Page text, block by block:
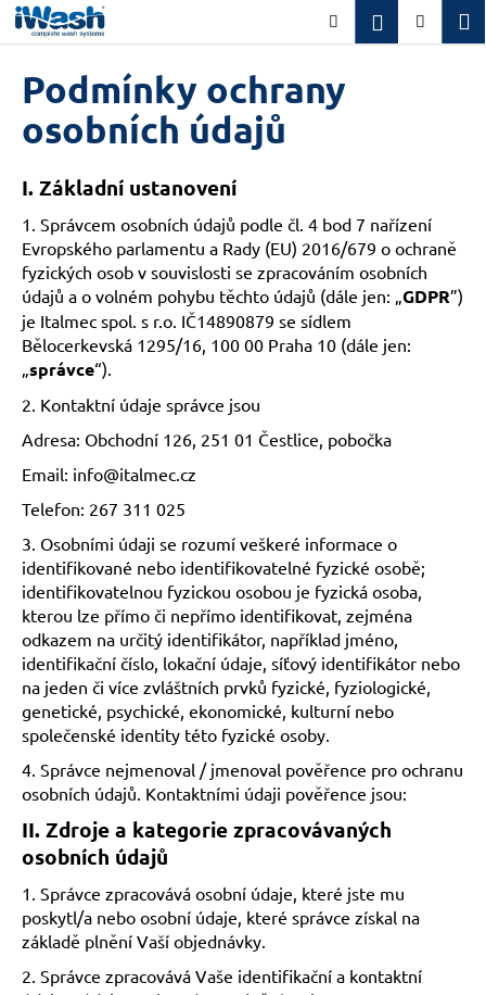
Přejít
obsah
Hledat Přihlášení
Nákupní
Podmínky ochrany
osobních údajů
I. Základní ustanovení
1. Správcem osobních údajů podle čl. 4 bod 7 nařízení
Evropského parlamentu a Rady (EU) 2016/679 o ochraně
fyzických osob v souvislosti se zpracováním osobních
údajů a o volném pohybu těchto údajů (dále jen: „ GDPR”)
je Italmec spol. s r.o. IČ14890879 se sídlem
Bělocerkevská 1295/16, 100 00 Praha 10 (dále jen:
správce“).
2. Kontaktní údaje správce jsou
Adresa: Obchodní 126, 251 01 Čestlice, pobočka
Email: info@italmec.cz
Telefon: 267 311 025
3. Osobními údaji se rozumí veškeré informace o
identifikované nebo identifikovatelné fyzické osobě;
identifikovatelnou fyzickou osobou je fyzická osoba,
kterou lze přímo či nepřímo identifikovat, zejména
odkazem na určitý identifikátor, například jméno,
identifikační číslo, lokační údaje, síťový identifikátor nebo
na jeden či více zvláštních prvků fyzické, fyziologické,
genetické, psychické, ekonomické, kulturní nebo
společenské identity této fyzické osoby.
4. Správce nejmenoval / jmenoval pověřence pro ochranu
osobních údajů. Kontaktními údaji pověřence jsou:
II. Zdroje a kategorie zpracovávaných
osobních údajů
1. Správce zpracovává osobní údaje, které jste mu
poskytl/a nebo osobní údaje, které správce získal na
základě plnění Vaší objednávky.
2. Správce zpracovává Vaše identifikační a kontaktní
K
o
C
o
p
o
t
ř
e
b
u
j
e
t
e
n
a
j
í
t
?
HLEDAT
D
o
p
o
r
u
č